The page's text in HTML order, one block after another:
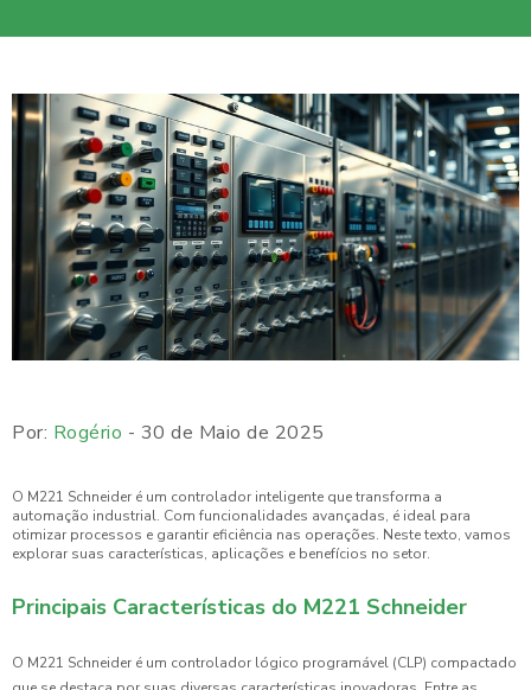
Por: Rogério - 30 de Maio de 2025
O M221 Schneider é um controlador inteligente que transforma a
automação industrial. Com funcionalidades avançadas, é ideal para
otimizar processos e garantir eficiência nas operações. Neste texto, vamos
explorar suas características, aplicações e benefícios no setor.
Principais Características do M221 Schneider
O M221 Schneider é um controlador lógico programável (CLP) compactado